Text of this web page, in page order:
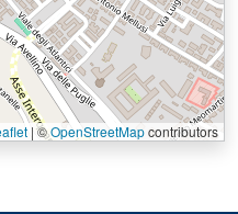
|©OpenStreetMapcontributors